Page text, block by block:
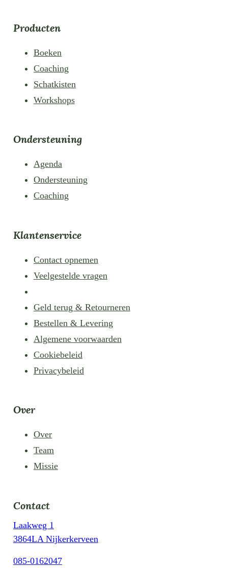
Producten
Boeken
Coaching
Schatkisten
Workshops
Ondersteuning
Agenda
Ondersteuning
Coaching
Klantenservice
Contact opnemen
Veelgestelde vragen
Geld terug & Retourneren
Bestellen & Levering
Algemene voorwaarden
Cookiebeleid
Privacybeleid
Over
Over
Team
Missie
Contact
Laakweg 1
3864LA Nijkerkerveen
085-0162047